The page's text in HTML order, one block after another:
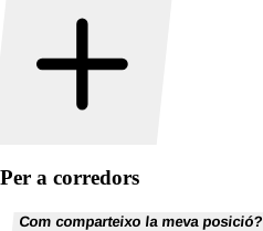
Per a corredors
Com comparteixo la meva posició?